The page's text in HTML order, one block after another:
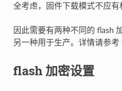
全考虑，固件下载模式不应有
因此需要有两种不同的 flash
另一种用于生产。详情请参考
flash 加密设置